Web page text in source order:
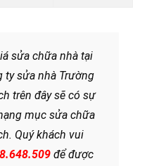
sửa chữa nhà tại
ty sửa nhà Trường
trên đây sẽ có sự
mục sửa chữa
Quý khách vui
để được